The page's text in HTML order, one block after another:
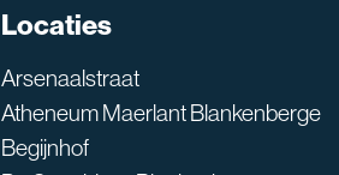
Locaties
Arsenaalstraat
Atheneum Maerlant Blankenberge
Begijnhof
SNT assistent